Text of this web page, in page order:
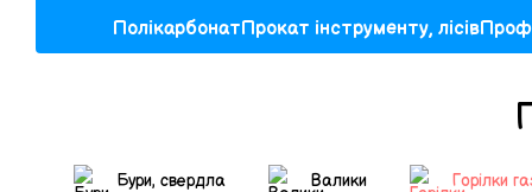
ПолікарбонатПрокат інструменту, лісів
Бури, свердла Валики Горілки